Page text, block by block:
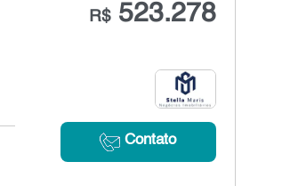
R$523.278
Contato